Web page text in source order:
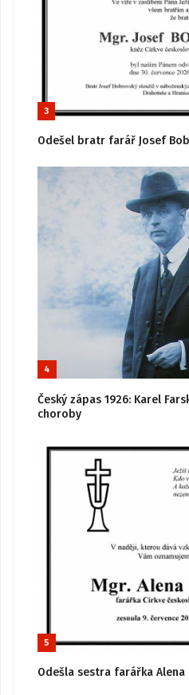
3
Odešel bratr farář Josef
4
Český zápas 1926: Karel
choroby
5
Odešla sestra farářka Alena